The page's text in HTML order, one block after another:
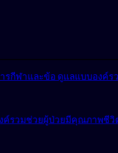
ารกีฬาและข้อ ดูแลแบบองค์ร
งค์รวมช่วยผู้ป่วยมีคุณภาพชี